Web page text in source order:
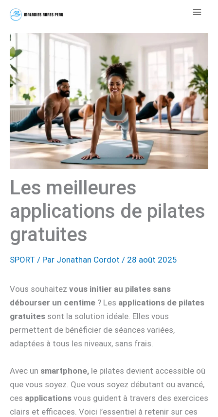
Aller
contenu
Les meilleures
applications de pilates
gratuites
SPORT / Par Jonathan Cordot / 28 août 2025
Vous souhaitez vous initier au pilates sans
débourser un centime ? Les applications de pilates
gratuites sont la solution idéale. Elles vous
permettent de bénéficier de séances variées,
adaptées à tous les niveaux, sans frais.
Avec un smartphone, le pilates devient accessible où
que vous soyez. Que vous soyez débutant ou avancé,
ces applications vous guident à travers des exercices
clairs et efficaces. Voici l’essentiel à retenir sur ces